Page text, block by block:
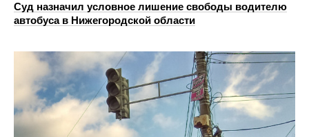
Суд назначил условное лишение свободы водителю
автобуса в Нижегородской области